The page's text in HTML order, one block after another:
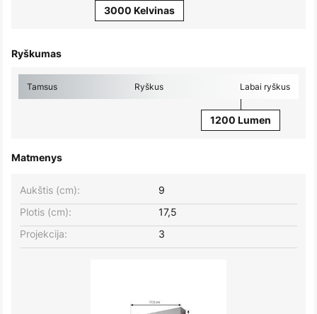
3000 Kelvinas
Ryškumas
Tamsus Ryškus Labai ryškus
1200 Lumen
Matmenys
Plotis (cm): 17,5
Aukštis (cm): 9
Projekcija: 3